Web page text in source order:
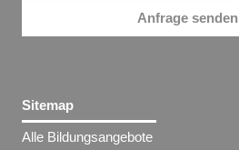
Anfrage senden
Sitemap
Alle Bildungsangebote